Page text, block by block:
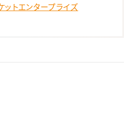
トエンタープライズ